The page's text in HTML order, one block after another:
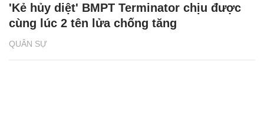
QUÂN SỰ
'Kẻ hủy diệt' BMPT Terminator chịu được
cùng lúc 2 tên lửa chống tăng